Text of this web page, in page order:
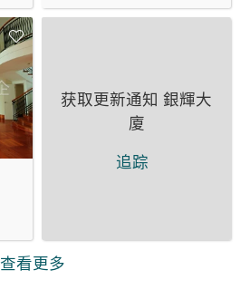
获取更新通知 銀輝大
廈
追踪
查看更多